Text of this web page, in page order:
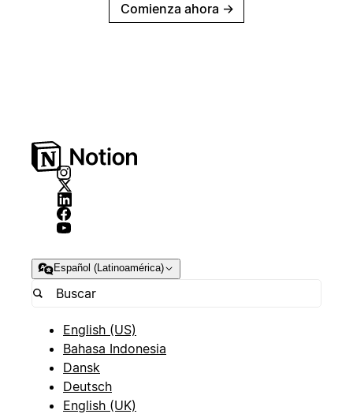
Comienza ahora →
Español (Latinoamérica)
English (US)
Bahasa Indonesia
Dansk
Deutsch
English (UK)